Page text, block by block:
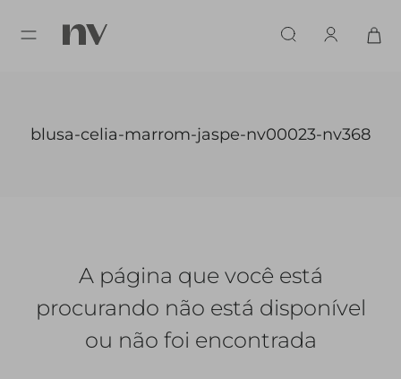
blusa-celia-marrom-jaspe-nv00023-nv368
A página que você está
procurando não está disponível
ou não foi encontrada